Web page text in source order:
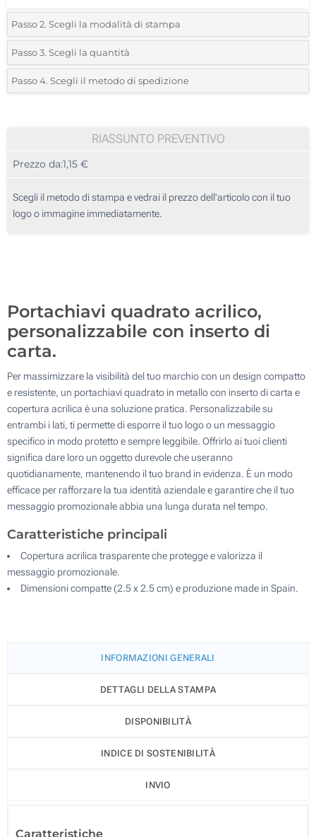
Passo 2. Scegli la modalità di stampa
*Seleziona la posizione di stampa e il colore del vostro logo:
Stampa su carta (Su un lato)
Passo 3. Scegli la quantità
*Quantità desiderata:
50
125
250
Passo 4. Scegli il metodo di spedizione
RIASSUNTO PREVENTIVO
Prezzo da:1,15 €
Scegli il metodo di stampa e vedrai il prezzo dell'articolo con il tuo
logo o immagine immediatamente.
Portachiavi quadrato acrilico,
personalizzabile con inserto di
carta.
Per massimizzare la visibilità del tuo marchio con un design compatto
e resistente, un portachiavi quadrato in metallo con inserto di carta e
copertura acrilica è una soluzione pratica. Personalizzabile su
entrambi i lati, ti permette di esporre il tuo logo o un messaggio
specifico in modo protetto e sempre leggibile. Offrirlo ai tuoi clienti
significa dare loro un oggetto durevole che useranno
quotidianamente, mantenendo il tuo brand in evidenza. È un modo
efficace per rafforzare la tua identità aziendale e garantire che il tuo
messaggio promozionale abbia una lunga durata nel tempo.
Caratteristiche principali
Copertura acrilica trasparente che protegge e valorizza il
messaggio promozionale.
Dimensioni compatte (2.5 x 2.5 cm) e produzione made in Spain.
INFORMAZIONI GENERALI
DETTAGLI DELLA STAMPA
DISPONIBILITÀ
INDICE DI SOSTENIBILITÀ
INVIO
Caratteristiche